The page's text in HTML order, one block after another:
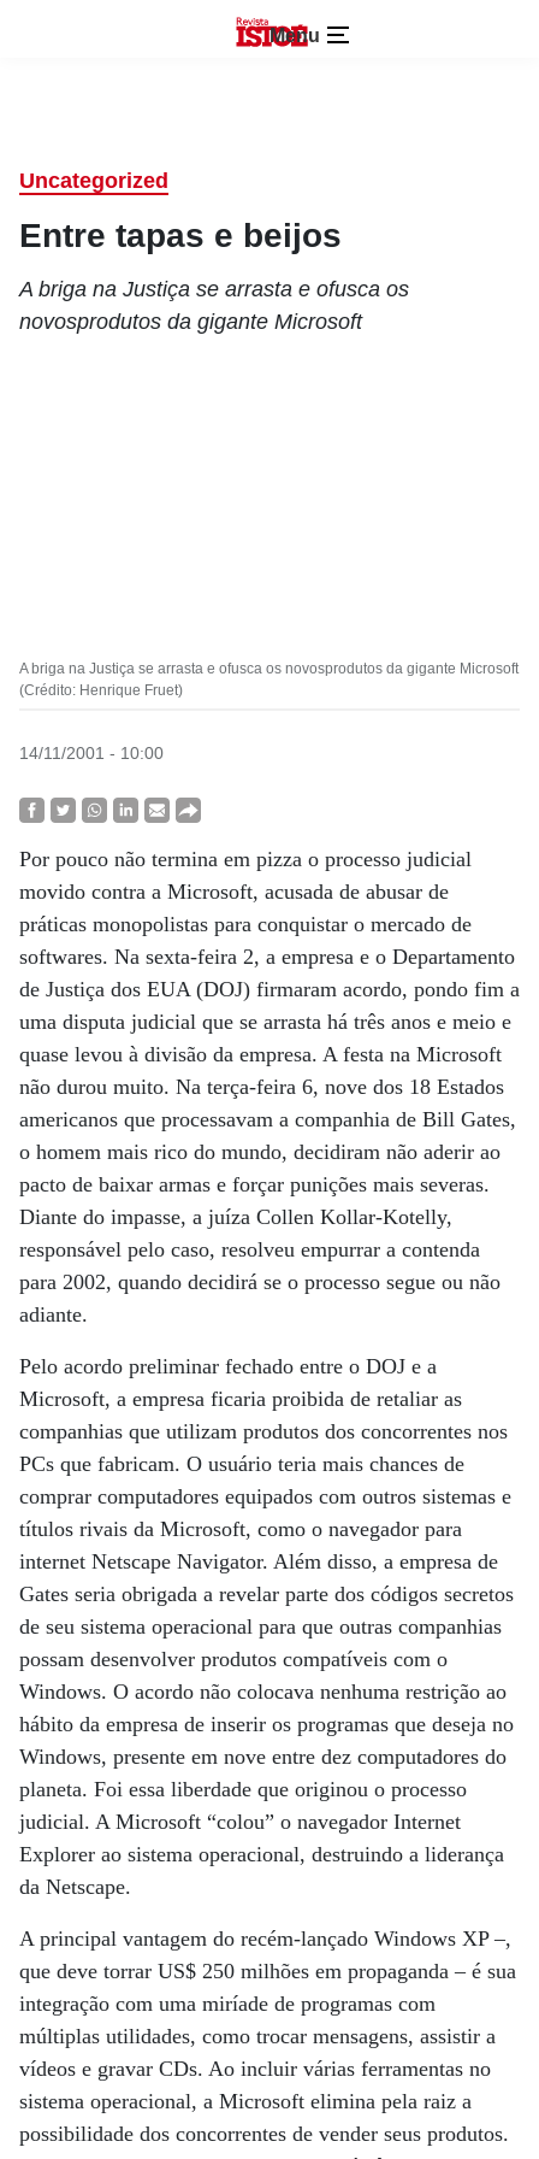
Menu
Uncategorized
Entre tapas e beijos
A briga na Justiça se arrasta e ofusca os
novosprodutos da gigante Microsoft
A briga na Justiça se arrasta e ofusca os novosprodutos da gigante Microsoft
(Crédito: Henrique Fruet)
14/11/2001 - 10:00
Por pouco não termina em pizza o processo judicial
movido contra a Microsoft, acusada de abusar de
práticas monopolistas para conquistar o mercado de
softwares. Na sexta-feira 2, a empresa e o Departamento
de Justiça dos EUA (DOJ) firmaram acordo, pondo fim a
uma disputa judicial que se arrasta há três anos e meio e
quase levou à divisão da empresa. A festa na Microsoft
não durou muito. Na terça-feira 6, nove dos 18 Estados
americanos que processavam a companhia de Bill Gates,
o homem mais rico do mundo, decidiram não aderir ao
pacto de baixar armas e forçar punições mais severas.
Diante do impasse, a juíza Collen Kollar-Kotelly,
responsável pelo caso, resolveu empurrar a contenda
para 2002, quando decidirá se o processo segue ou não
adiante.
Pelo acordo preliminar fechado entre o DOJ e a
Microsoft, a empresa ficaria proibida de retaliar as
companhias que utilizam produtos dos concorrentes nos
PCs que fabricam. O usuário teria mais chances de
comprar computadores equipados com outros sistemas e
títulos rivais da Microsoft, como o navegador para
internet Netscape Navigator. Além disso, a empresa de
Gates seria obrigada a revelar parte dos códigos secretos
de seu sistema operacional para que outras companhias
possam desenvolver produtos compatíveis com o
Windows. O acordo não colocava nenhuma restrição ao
hábito da empresa de inserir os programas que deseja no
Windows, presente em nove entre dez computadores do
planeta. Foi essa liberdade que originou o processo
judicial. A Microsoft “colou” o navegador Internet
Explorer ao sistema operacional, destruindo a liderança
da Netscape.
A principal vantagem do recém-lançado Windows XP –,
que deve torrar US$ 250 milhões em propaganda – é sua
integração com uma miríade de programas com
múltiplas utilidades, como trocar mensagens, assistir a
vídeos e gravar CDs. Ao incluir várias ferramentas no
sistema operacional, a Microsoft elimina pela raiz a
possibilidade dos concorrentes de vender seus produtos.